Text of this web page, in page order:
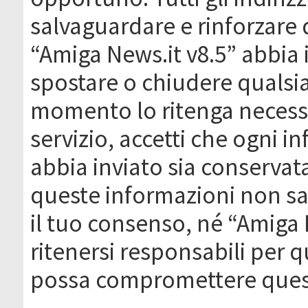
salvaguardare e
“Amiga News.it v8.5”
spostare o chiudere
momento lo ritenga
servizio, accetti che ogni
abbia inviato sia
queste informazioni non
il tuo consenso, né
ritenersi responsabili per
possa compromettere